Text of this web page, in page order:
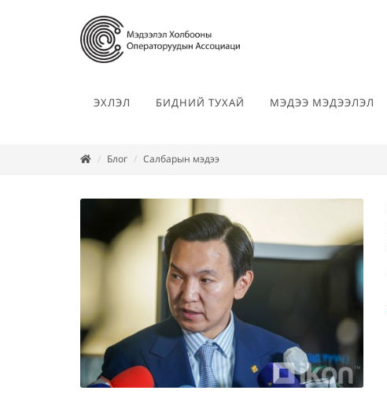
ЭХЛЭЛ БИДНИЙ ТУХАЙ МЭДЭЭ МЭДЭЭЛЭЛ
Блог Салбарын мэдээ